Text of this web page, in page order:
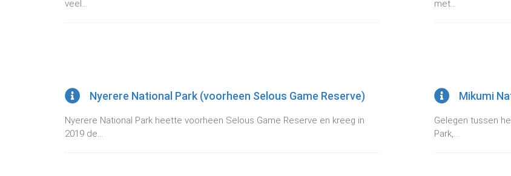
veel...
met...
Nyerere National Park (voorheen Selous Game Reserve)
Nyerere National Park heette voorheen Selous Game Reserve en kreeg in
2019 de...
Mikumi
Gelegen tussen
Park,...